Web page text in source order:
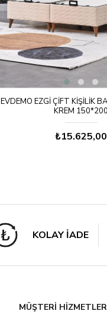
EVDEMO EZGI ÇIFT KIŞILIK
KREM 150*200
₺15.625,00
KOLAY İADE
MÜŞTERİ